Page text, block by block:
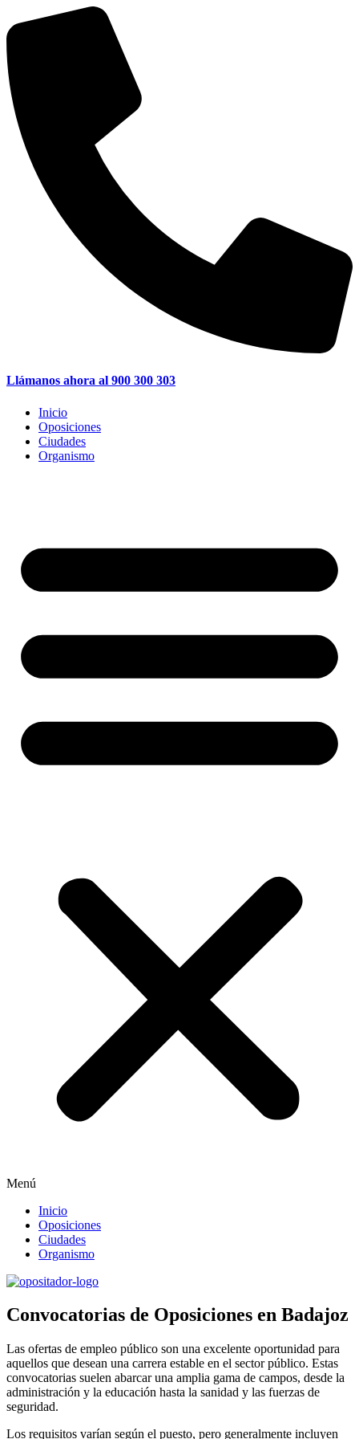
al
contenido
Llámanos ahora al 900 300 303
Inicio
Oposiciones
Ciudades
Organismo
Menú
Inicio
Oposiciones
Ciudades
Organismo
Convocatorias de Oposiciones en Badajoz
Las ofertas de empleo público son una excelente oportunidad para
aquellos que desean una carrera estable en el sector público. Estas
convocatorias suelen abarcar una amplia gama de campos, desde la
administración y la educación hasta la sanidad y las fuerzas de
seguridad.
Los requisitos varían según el puesto, pero generalmente incluyen